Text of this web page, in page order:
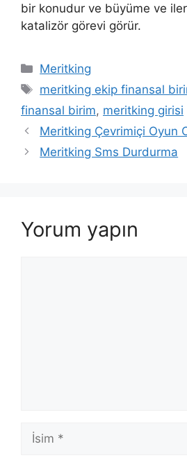
bir konudur ve büyüme ve
katalizör görevi görür.
Kategoriler
Meritking
Etiketler
meritking ekip finansal
finansal birim, meritking girisi
Meritking Çevrimiçi Oyun
Meritking Sms Durdurma
Yorum yapın
İsim